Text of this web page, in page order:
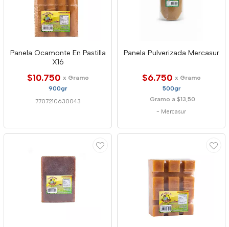
Panela Ocamonte En Pastilla
X16
$10.750 x Gramo
900gr
7707210630043
Panela Pulverizada Mercasur
$6.750 x Gramo
500gr
Gramo a $13,50
- Mercasur